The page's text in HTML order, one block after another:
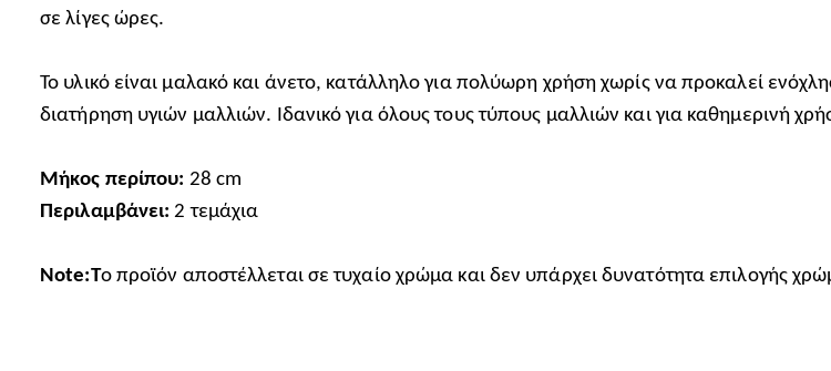
σε λίγες ώρες.
Το υλικό είναι μαλακό και άνετο, κατάλληλο για πολύωρη χρήση χωρίς να προκαλεί
διατήρηση υγιών μαλλιών. Ιδανικό για όλους τους τύπους μαλλιών και για καθημερινή
Μήκος περίπου: 28 cm
Περιλαμβάνει: 2 τεμάχια
Note:Το προϊόν αποστέλλεται σε τυχαίο χρώμα και δεν υπάρχει δυνατότητα επιλογής